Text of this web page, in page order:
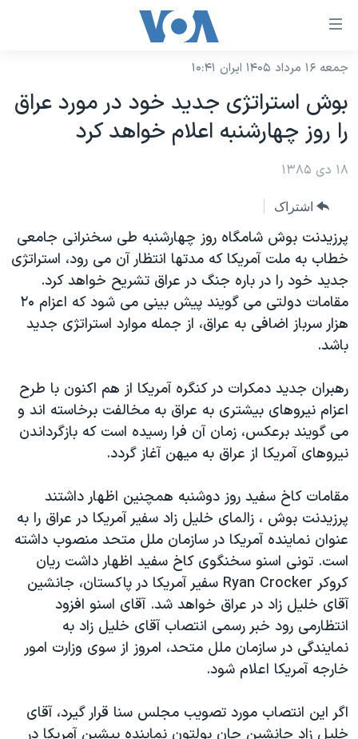
لینکهای
دسترسی
جهش
محتوای
اصلی
جهش
اصلی
جهش
جستجو
نسخه سبک وب‌سایت
موضوع ها
ایران
آمریکا
ورزشی
گزیده‌ها
ویژه برنامه‌ها
ویدیوها
حقوق شهروندی
اقتصادی
علم و فناوری
اسرائیل در جنگ
گالری عکس
آرشیو پخش زنده
برنامه های تلویزیونی
جدول برنامه ها
صفحه‌های ویژه
جام جهانی ۲۰۲۶
عملیات خشم حماسی
بایگانی برنامه‌های تلویزیونی
انتخابات ریاست جمهوری آمریکا ۲۰۲۴
حمله جمهوری اسلامی به اسرائیل
رمز مهسا
ورزش زنان در ایران
اعتراضات زن، زندگی، آزادی
مجموعه مستندهای دادخواهی
تریبونال مردمی آبان ۹۸
دادگاه حمید نوری
چهل سال گروگان‌گیری
قانون شفافیت دارائی کادر رهبری ایران
اسرائیل در جنگ
فرکانس‌های صدای آمریکا
پخش رادیویی
یادگیری زبان انگلیسی
جمعه ۱۶ مرداد ۱۴۰۵ ایران ۱۰:۴۱
بوش استراتژی جديد خود در مورد عراق
را روز چهارشنبه اعلام خواهد کرد
۱۸ دی ۱۳۸۵
اشتراک
پرزيدنت بوش شامگاه روز چهارشنبه طی سخنرانی جامعی
خطاب به ملت آمريکا که مدتها انتظار آن می رود، استراتژی
جديد خود را در باره جنگ در عراق تشريح خواهد کرد.
مقامات دولتی می گويند پيش بينی می شود که اعزام ۲۰
هزار سرباز اضافی به عراق، از جمله موارد استراتژی جديد
باشد.
رهبران جديد دمکرات در کنگره آمريکا از هم اکنون با طرح
اعزام نيروهای بيشتری به عراق به مخالفت برخاسته اند و
می گويند برعکس، زمان آن فرا رسيده است که بازگرداندن
نيروهای آمريکا از عراق به ميهن آغاز گردد.
مقامات کاخ سفيد روز دوشنبه همچنين اظهار داشتند
پرزيدنت بوش ، زالمای خليل زاد سفير آمريکا در عراق را به
عنوان نماينده آمريکا در سازمان ملل متحد منصوب داشته
است. تونی اسنو سخنگوی کاخ سفيد اظهار داشت ريان
کروکر Ryan Crocker سفير آمريکا در پاکستان، جانشين
آقای خليل زاد در عراق خواهد شد. آقای اسنو افزود
انتظارمی رود خبر رسمی انتصاب آقای خليل زاد به
نمايندگی در سازمان ملل متحد، امروز از سوی وزارت امور
خارجه آمريکا اعلام شود.
اگر اين انتصاب مورد تصويب مجلس سنا قرار گيرد، آقای
خليل زاد جانشين جان بولتون نماينده پيشين آمريکا در